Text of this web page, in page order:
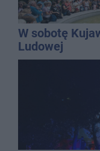
W sobotę
Ludowej